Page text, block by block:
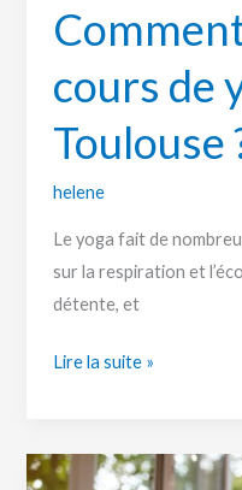
cours de
Toulouse
helene
Le yoga fait de
sur la respiration et
détente, et
Lire la suite »
Hatha